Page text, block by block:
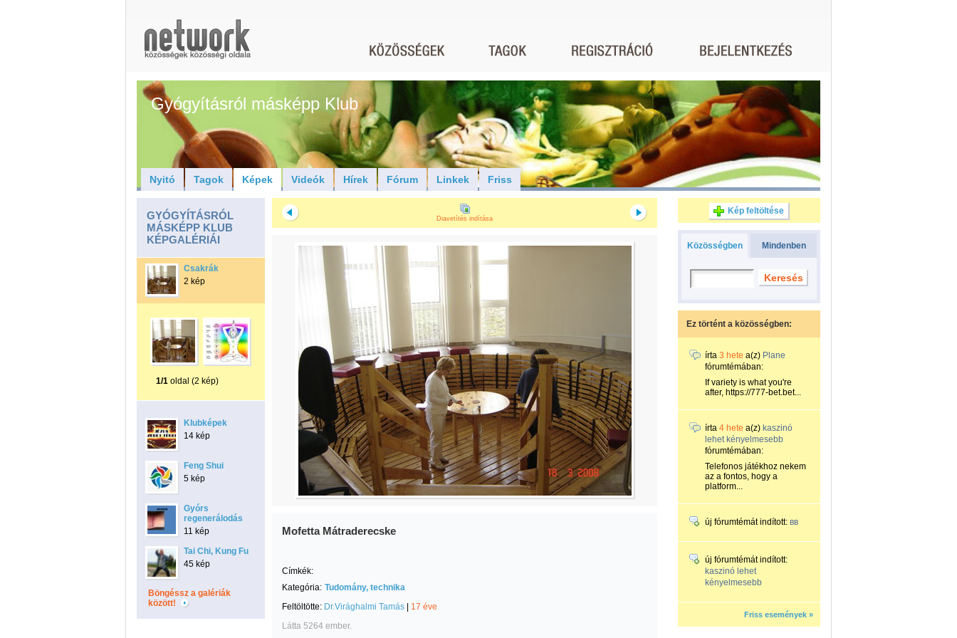
Gyógyításról másképp Klub
Nyitó Tagok Képek Videók Hírek Fórum Linkek Friss
GYÓGYÍTÁSRÓL
MÁSKÉPP KLUB
KÉPGALÉRIÁI
Csakrák
2 kép
1/1 oldal (2 kép)
Klubképek
14 kép
Feng Shui
5 kép
Gyórs
regenerálodás
11 kép
Tai Chi, Kung Fu
45 kép
Böngéssz a galériák
között!
Diavetítés indítása
Mofetta Mátraderecske
Címkék:
Kategória: Tudomány, technika
Feltöltötte: Dr.Virághalmi Tamás
17 éve
Látta 5264 ember.
Kép feltöltése
Közösségben Mindenben
Ez történt a közösségben:
írta 3 hete a(z) Plane
fórumtémában:
If variety is what you're
after, https://777-bet.bet...
írta 4 hete a(z) kaszinó
lehet kényelmesebb
fórumtémában:
Telefonos játékhoz nekem
az a fontos, hogy a
platform...
új fórumtémát indított: вв
új fórumtémát indított:
kaszinó lehet
kényelmesebb
Friss események »